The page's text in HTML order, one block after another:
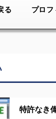
る プロ
特許なき